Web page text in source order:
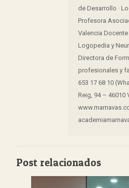
de Desarrollo ·
Profesora
Valencia
Logopedia y
Directora de
profesionales y
653 17 68 10
Reig, 94 – 46010
Post relacionados